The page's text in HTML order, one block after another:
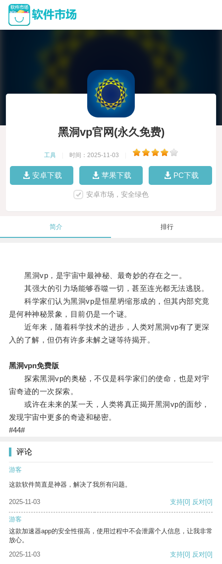
黑洞vp官网(永久免费)
工具 时间：2025-11-03
安卓下载 苹果下载 PC下载
安卓市场，安全绿色
简介 排行
黑洞vp，是宇宙中最神秘、最奇妙的存在之一。
其强大的引力场能够吞噬一切，甚至连光都无法逃脱。
科学家们认为黑洞vp是恒星坍缩形成的，但其内部究竟
是何种神秘景象，目前仍是一个谜。
近年来，随着科学技术的进步，人类对黑洞vp有了更深
入的了解，但仍有许多未解之谜等待揭开。
黑洞vpn免费版
探索黑洞vp的奥秘，不仅是科学家们的使命，也是对宇
宙奇迹的一次探索。
或许在未来的某一天，人类将真正揭开黑洞vp的面纱，
发现宇宙中更多的奇迹和秘密。
#44#
评论
游客
这款软件简直是神器，解决了我所有问题。
2025-11-03 支持[0] 反对[0]
游客
这款加速器app的安全性很高，使用过程中不会泄露个人信息，让我非常
放心。
2025-11-03
支持[0] 反对[0]